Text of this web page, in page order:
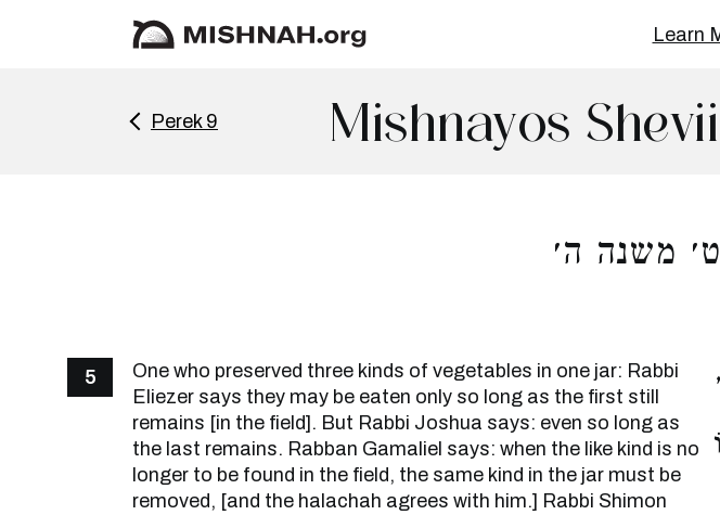
Learn
Perek 9 Mishnayos
משנה ה׳
5
One who preserved three kinds of vegetables in one jar: Rabbi
Eliezer says they may be eaten only so long as the first still
remains [in the field]. But Rabbi Joshua says: even so long as
the last remains. Rabban Gamaliel says: when the like kind is no
longer to be found in the field, the same kind in the jar must be
removed, [and the halachah agrees with him.] Rabbi Shimon